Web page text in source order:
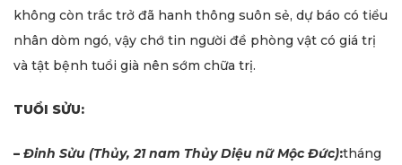
không còn trắc trở đã hanh thông suôn sẻ, dự báo có tiểu
nhân dòm ngó, vậy chớ tin người đề phòng vật có giá trị
và tật bệnh tuổi già nên sớm chữa trị.
TUỔI SỬU:
– Đinh Sửu (Thủy, 21 nam Thủy Diệu nữ Mộc Đức):tháng